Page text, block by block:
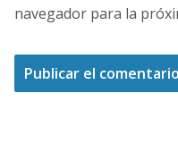
navegador para la